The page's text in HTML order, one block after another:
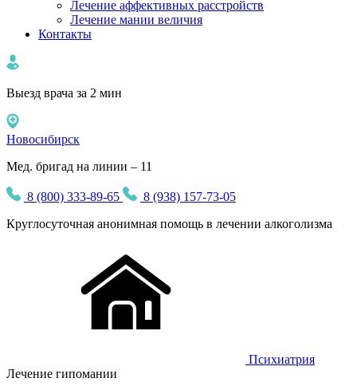
Лечение аффективных расстройств
Лечение мании величия
Контакты
Выезд врача за 2 мин
Новосибирск
Мед. бригад на линии – 11
8 (800) 333-89-65
8 (938) 157-73-05
Круглосуточная анонимная помощь в лечении алкоголизма
Психиатрия
Лечение гипомании